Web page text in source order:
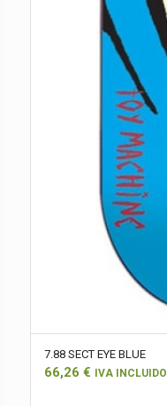
7.88 SECT EYE BLUE
66,26 € IVA INCLUIDO